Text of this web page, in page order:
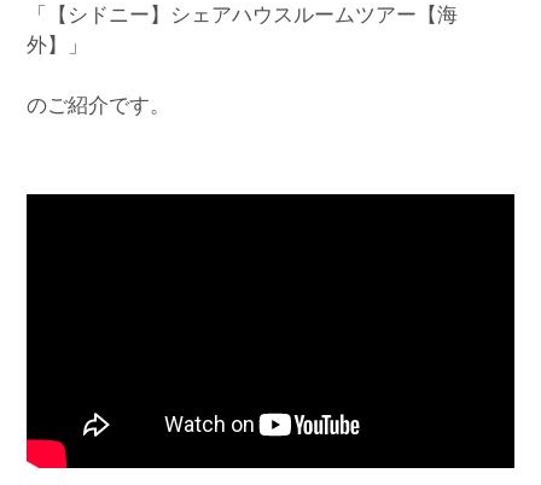
「【シドニー】シェアハウスルームツアー【海
外】」
のご紹介です。